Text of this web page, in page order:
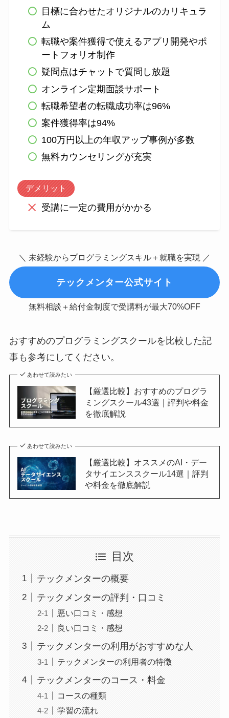
目標に合わせたオリジナルのカリキュラ
ム
転職や案件獲得で使えるアプリ開発やポ
ートフォリオ制作
疑問点はチャットで質問し放題
オンライン定期面談サポート
転職希望者の転職成功率は96%
案件獲得率は94%
100万円以上の年収アップ事例が多数
無料カウンセリングが充実
デメリット
受講に一定の費用がかかる
＼ 未経験からプログラミングスキル＋就職を実現 ／
テックメンター公式サイト
無料相談＋給付金制度で受講料が最大70%OFF
おすすめのプログラミングスクールを比較した記
事も参考にしてください。
あわせて読みたい
【厳選比較】おすすめのプログラ
ミングスクール43選｜評判や料金
を徹底解説
あわせて読みたい
【厳選比較】オススメのAI・デー
タサイエンススクール14選｜評判
や料金を徹底解説
目次
テックメンターの概要
テックメンターの評判・口コミ
悪い口コミ・感想
良い口コミ・感想
テックメンターの利用がおすすめな人
テックメンターの利用者の特徴
テックメンターのコース・料金
コースの種類
学習の流れ